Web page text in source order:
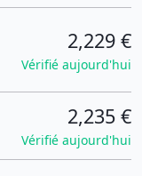
2,229 €
Vérifié aujourd'hui
2,235 €
Vérifié aujourd'hui